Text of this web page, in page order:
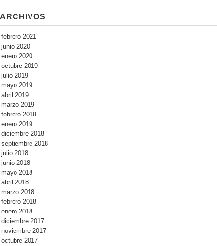
ARCHIVOS
febrero 2021
junio 2020
enero 2020
octubre 2019
julio 2019
mayo 2019
abril 2019
marzo 2019
febrero 2019
enero 2019
diciembre 2018
septiembre 2018
julio 2018
junio 2018
mayo 2018
abril 2018
marzo 2018
febrero 2018
enero 2018
diciembre 2017
noviembre 2017
octubre 2017